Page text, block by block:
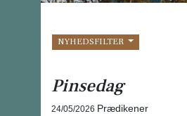
NYHEDSFILTER
Pinsedag
24/05/2026 Prædikener